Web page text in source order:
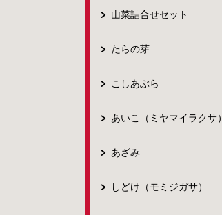
山菜詰合せセット
たらの芽
こしあぶら
あいこ（ミヤマイラクサ）
あざみ
しどけ（モミジガサ）